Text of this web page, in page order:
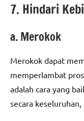
7. Hindari
a. Merokok
Merokok dapat
memperlambat
adalah cara yang
secara